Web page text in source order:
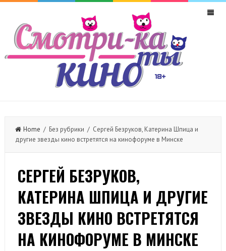
Home / Без рубрики / Сергей Безруков, Катерина Шпица и
другие звезды кино встретятся на кинофоруме в Минске
СЕРГЕЙ БЕЗРУКОВ,
КАТЕРИНА ШПИЦА И ДРУГИЕ
ЗВЕЗДЫ КИНО ВСТРЕТЯТСЯ
НА КИНОФОРУМЕ В МИНСКЕ